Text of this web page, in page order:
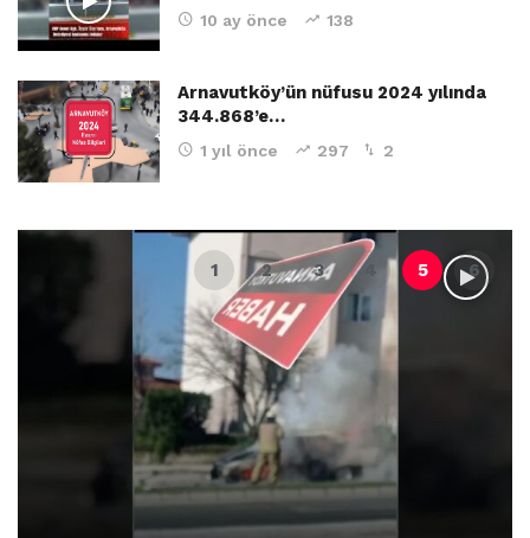
10 ay önce 138
Arnavutköy’ün nüfusu 2024 yılında
344.868’e…
1 yıl önce 297 2